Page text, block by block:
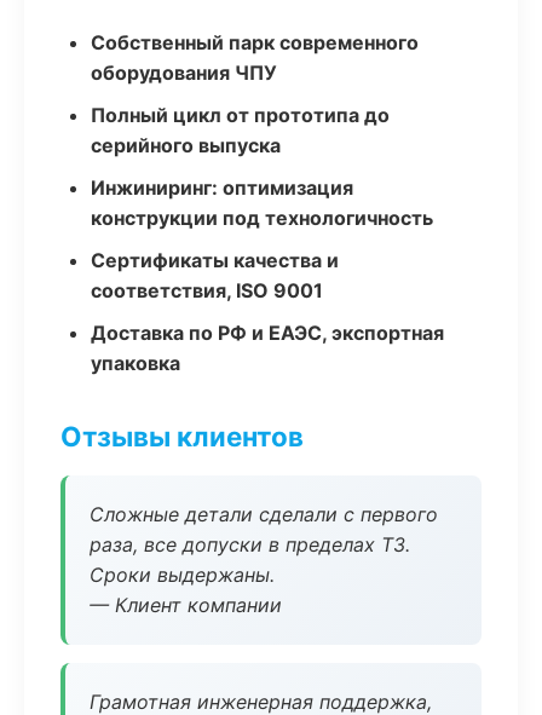
Собственный парк современного
оборудования ЧПУ
Полный цикл от прототипа до
серийного выпуска
Инжиниринг: оптимизация
конструкции под технологичность
Сертификаты качества и
соответствия, ISO 9001
Доставка по РФ и ЕАЭС, экспортная
упаковка
Отзывы клиентов
Сложные детали сделали с первого
раза, все допуски в пределах ТЗ.
Сроки выдержаны.
— Клиент компании
Грамотная инженерная поддержка,